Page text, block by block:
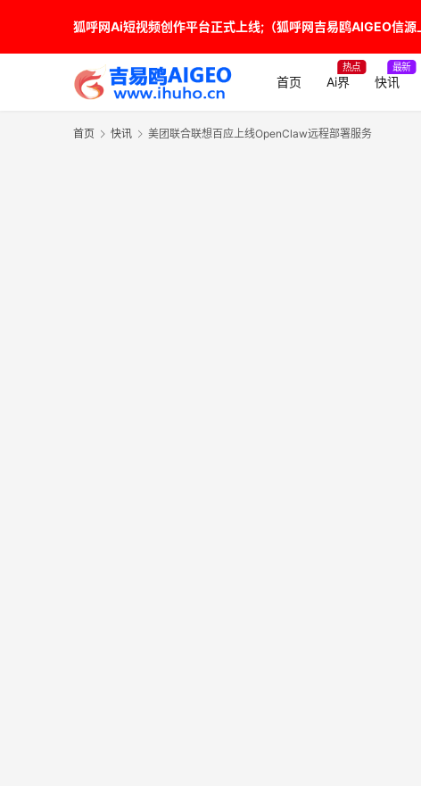
狐呼网Ai短视频创作平台正式上线;（狐呼网吉易鸥AIGEO信
首页 Ai界
热点
快讯
最新
首页 快讯 美团联合联想百应上线OpenClaw远程部署服务